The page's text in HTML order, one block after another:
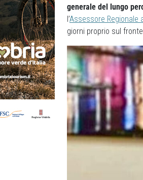
generale del lungo
l’Assessore Regionale
giorni proprio sul